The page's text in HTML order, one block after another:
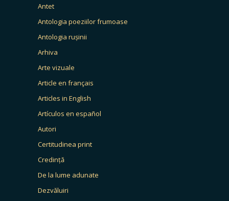
Antet
Antologia poeziilor frumoase
Antologia rușinii
Arhiva
Arte vizuale
Article en français
Articles in English
Artículos en español
Autori
Certitudinea print
Credință
De la lume adunate
Dezvăluiri